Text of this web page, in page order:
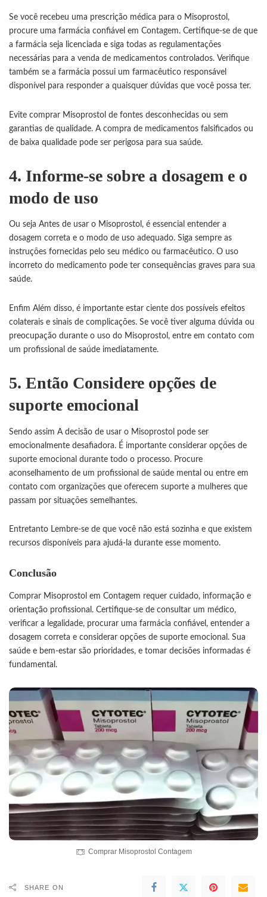
Se você recebeu uma prescrição médica para o Misoprostol,
procure uma farmácia confiável em Contagem. Certifique-se de que
a farmácia seja licenciada e siga todas as regulamentações
necessárias para a venda de medicamentos controlados. Verifique
também se a farmácia possui um farmacêutico responsável
disponível para responder a quaisquer dúvidas que você possa ter.
Evite comprar Misoprostol de fontes desconhecidas ou sem
garantias de qualidade. A compra de medicamentos falsificados ou
de baixa qualidade pode ser perigosa para sua saúde.
4. Informe-se sobre a dosagem e o
modo de uso
Ou seja Antes de usar o Misoprostol, é essencial entender a
dosagem correta e o modo de uso adequado. Siga sempre as
instruções fornecidas pelo seu médico ou farmacêutico. O uso
incorreto do medicamento pode ter consequências graves para sua
saúde.
Enfim Além disso, é importante estar ciente dos possíveis efeitos
colaterais e sinais de complicações. Se você tiver alguma dúvida ou
preocupação durante o uso do Misoprostol, entre em contato com
um profissional de saúde imediatamente.
5. Então Considere opções de
suporte emocional
Sendo assim A decisão de usar o Misoprostol pode ser
emocionalmente desafiadora. É importante considerar opções de
suporte emocional durante todo o processo. Procure
aconselhamento de um profissional de saúde mental ou entre em
contato com organizações que oferecem suporte a mulheres que
passam por situações semelhantes.
Entretanto Lembre-se de que você não está sozinha e que existem
recursos disponíveis para ajudá-la durante esse momento.
Conclusão
Comprar Misoprostol em Contagem requer cuidado, informação e
orientação profissional. Certifique-se de consultar um médico,
verificar a legalidade, procurar uma farmácia confiável, entender a
dosagem correta e considerar opções de suporte emocional. Sua
saúde e bem-estar são prioridades, e tomar decisões informadas é
fundamental.
Comprar Misoprostol Contagem
SHARE ON